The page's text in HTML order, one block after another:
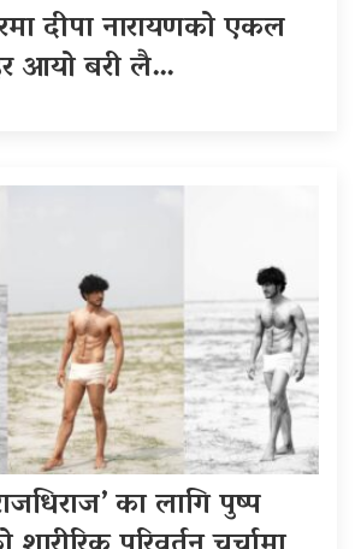
दीपा नारायणको एकल
आयो बरी लै…
का लागि पुष्प